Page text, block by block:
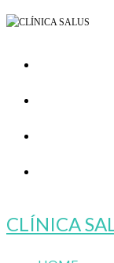
Ir
contenido
CLÍNICA